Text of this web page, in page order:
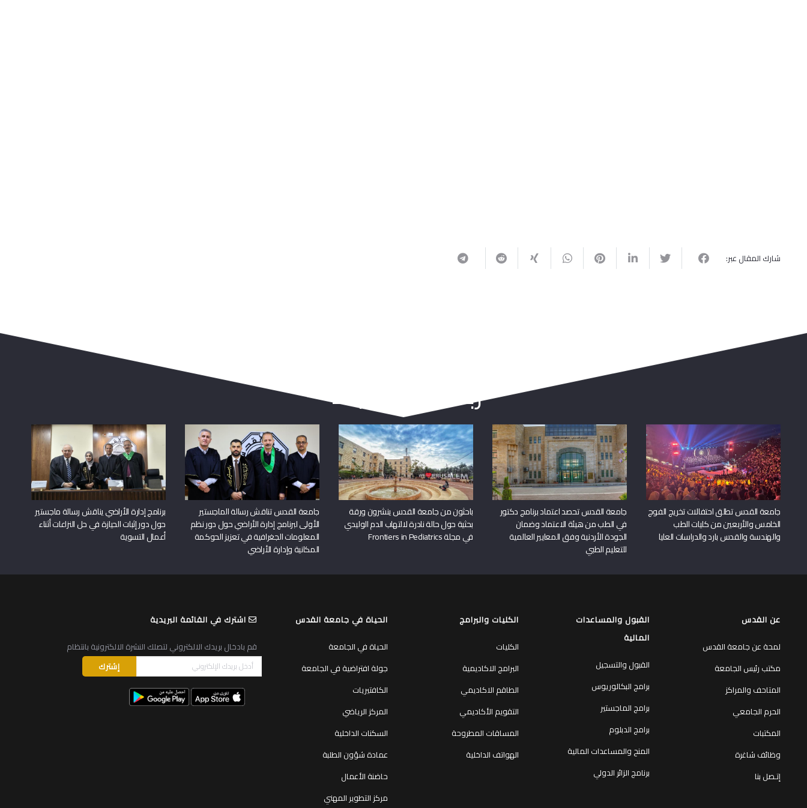
شارك المقال عبر:
ربما يعجبك أيضا
جامعة القدس تطلق احتفالات تخريج الفوج
الخامس والأربعين من كليات الطب
والهندسة والقدس بارد والدراسات العليا
جامعة القدس تحصد اعتماد برنامج دكتور
في الطب من هيئة الاعتماد وضمان
الجودة الأردنية وفق المعايير العالمية
للتعليم الطبي
باحثون من جامعة القدس ينشرون ورقة
بحثية حول حالة نادرة لالتهاب الدم الوليدي
في مجلة Frontiers in Pediatrics
جامعة القدس تناقش رسالة الماجستير
الأولى لبرنامج إدارة الأراضي حول دور نظم
المعلومات الجغرافية في تعزيز الحوكمة
المكانية وإدارة الأراضي
برنامج إدارة الأراضي يناقش رسالة ماجستير
حول دور إثبات الحيازة في حل النزاعات أثناء
أعمال التسوية
عن القدس
لمحة عن جامعة القدس
مكتب رئيس الجامعة
المتاحف والمراكز
الحرم الجامعي
المكتبات
وظائف شاغرة
إتـصل بنا
القبول والمساعدات
المالية
القبول والتسجيل
برامج البكالوريوس
برامج الماجستير
برامج الدبلوم
المنح والمساعدات المالية
برنامج الزائر الدولي
الكليات والبرامج
الكليات
البرامج الاكاديمية
الطاقم الاكاديمي
التقويم الأكاديمي
المساقات المطروحة
الهواتف الداخلية
الحياة في جامعة القدس
الحياة في الجامعة
جولة افتراضية في الجامعة
الكافتيريات
المركز الرياضي
السكنات الداخلية
عمادة شؤون الطلبة
حاضنة الأعمال
مركز التطوير المهني
اشترك في القائمة البريدية
قم بادخال بريدك الالكتروني لتصلك النشرة الالكترونية بانتظام